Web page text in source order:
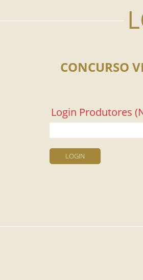
CONCURSO
Login Produtores
LOGIN